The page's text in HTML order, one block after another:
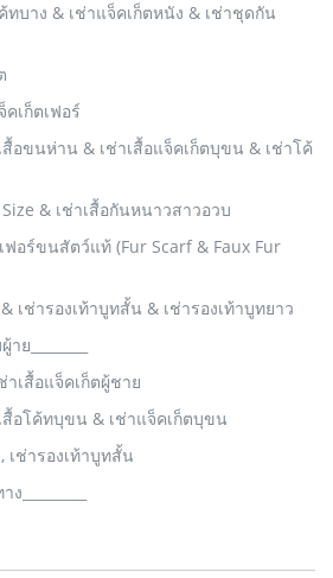
ทบาง & เช่าแจ็คเก็ตหนัง & เช่าชุดกัน
เก็ตเฟอร์
สื้อขนห่าน & เช่าเสื้อแจ็คเก็ตบุขน & เช่าโค้
& เช่าเสื้อกันหนาวสาวอวบ
ฟอร์ขนสัตว์แท้ (Fur Scarf & Faux Fur
เช่ารองเท้าบูทสั้น & เช่ารองเท้าบูทยาว
ย________
าเสื้อแจ็คเก็ตผู้ชาย
สื้อโค้ทบุขน & เช่าแจ็คเก็ตบุขน
เช่ารองเท้าบูทสั้น
_________